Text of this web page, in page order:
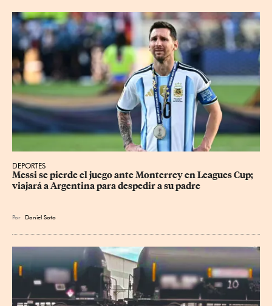
DEPORTES
Messi se pierde el juego ante Monterrey en Leagues Cup;
viajará a Argentina para despedir a su padre
Por Daniel Soto